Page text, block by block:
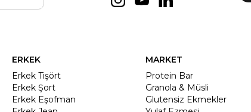
ERKEK
Erkek Tişört
Erkek Şort
Erkek Eşofman
MARKET
Protein Bar
Granola & Müsli
Glutensiz Ekmekler